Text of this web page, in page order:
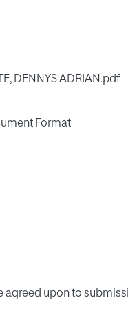
DENNYS ADRIAN.pdf
Format
agreed upon to